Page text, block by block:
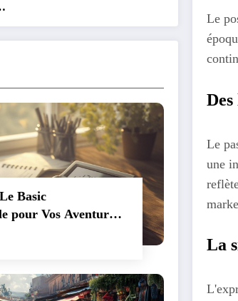
Basic
pour Vos Aventures
Le
Le
une
La